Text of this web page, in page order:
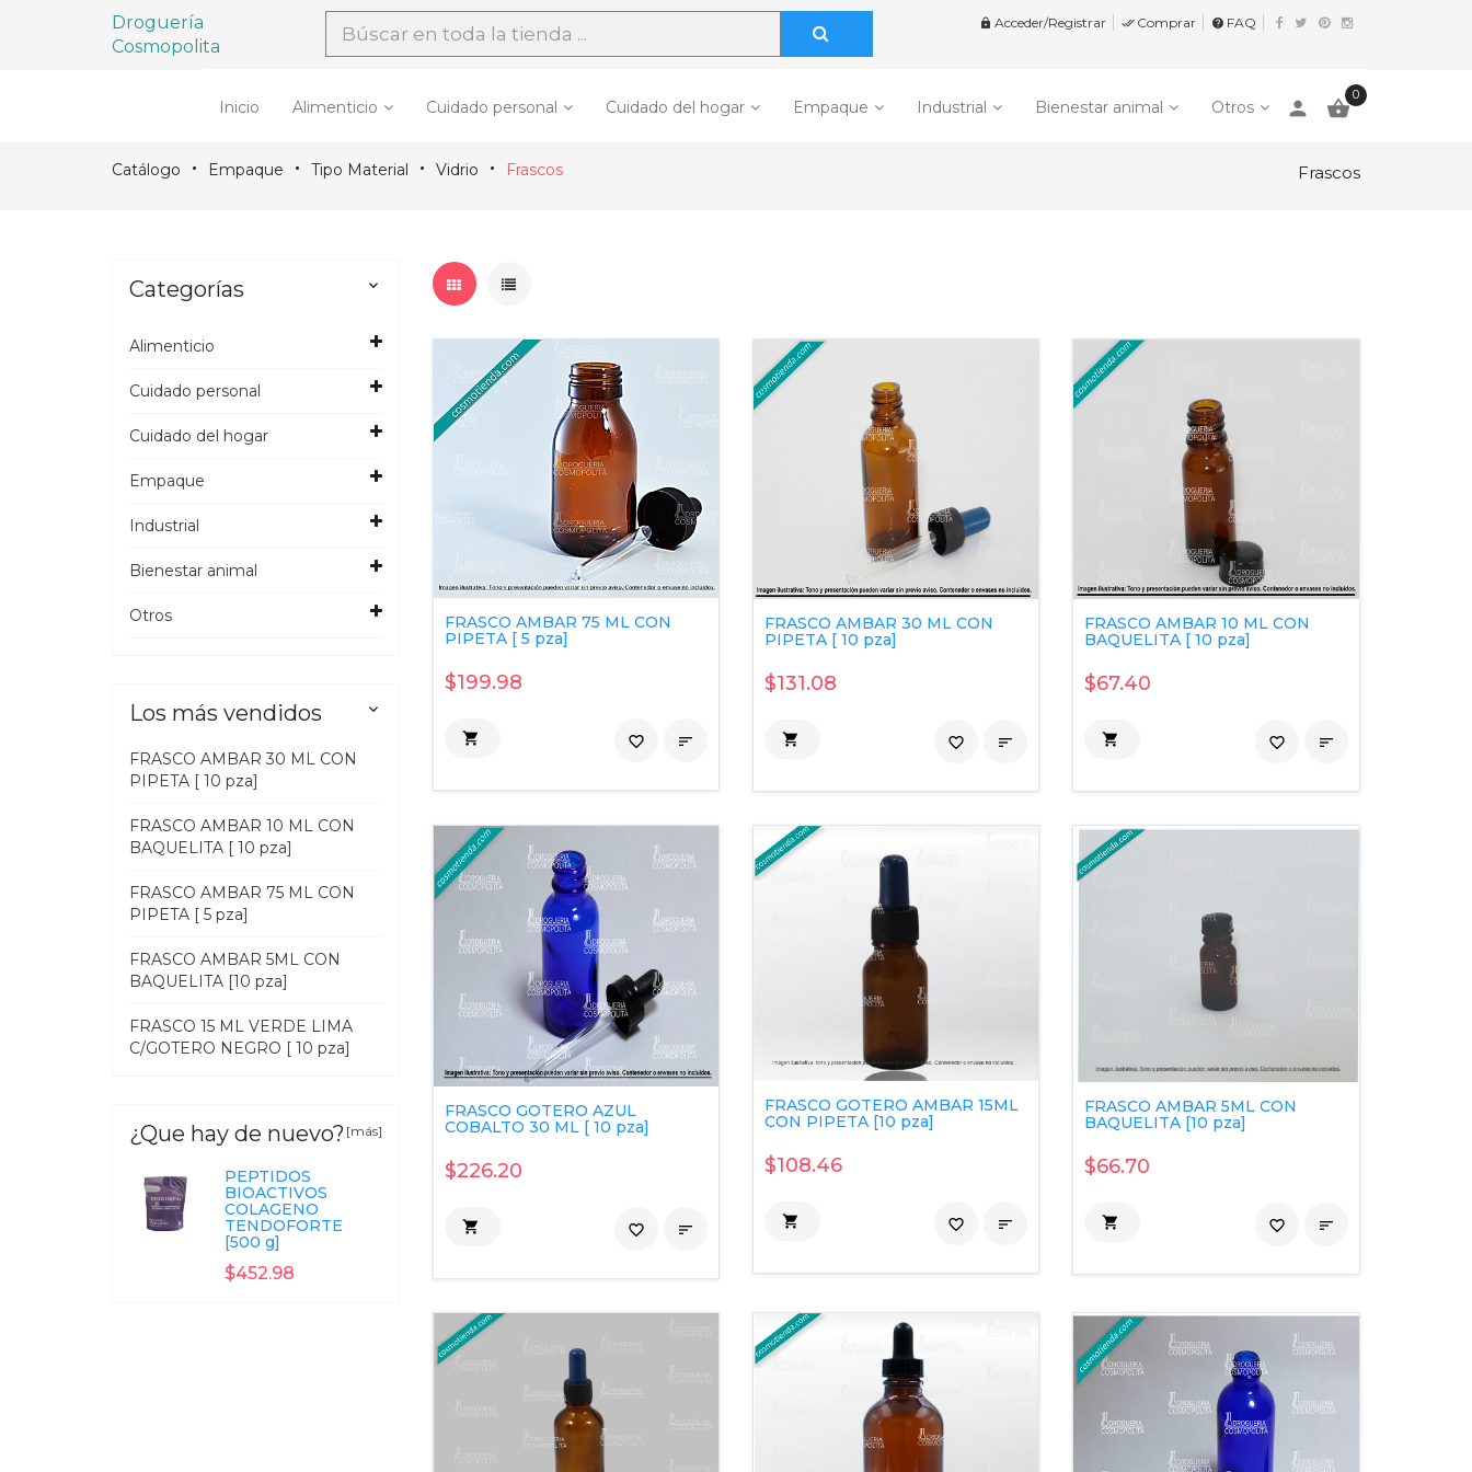
Droguería
Cosmopolita
 Acceder/Registrar  Comprar help FAQ
Inicio Alimenticio Cuidado personal Cuidado del hogar Empaque Industrial Bienestar animal Otros person 
0
Catálogo Empaque Tipo Material Vidrio Frascos Frascos
FRASCO AMBAR 75 ML CON
PIPETA [ 5 pza]
$199.98
 
favorite_border
FRASCO AMBAR 30 ML CON
PIPETA [ 10 pza]
$131.08
 
favorite_border
FRASCO AMBAR 10 ML CON
BAQUELITA [ 10 pza]
$67.40
 
favorite_border
FRASCO GOTERO AZUL
COBALTO 30 ML [ 10 pza]
$226.20
 
favorite_border
FRASCO GOTERO AMBAR 15ML
CON PIPETA [10 pza]
$108.46
 
favorite_border
FRASCO AMBAR 5ML CON
BAQUELITA [10 pza]
$66.70
 
favorite_border
Categorías 
Alimenticio
Cuidado personal
Cuidado del hogar
Empaque
Industrial
Bienestar animal
Otros
Los más vendidos 
FRASCO AMBAR 30 ML CON
PIPETA [ 10 pza]
FRASCO AMBAR 10 ML CON
BAQUELITA [ 10 pza]
FRASCO AMBAR 75 ML CON
PIPETA [ 5 pza]
FRASCO AMBAR 5ML CON
BAQUELITA [10 pza]
FRASCO 15 ML VERDE LIMA
C/GOTERO NEGRO [ 10 pza]
¿Que hay de nuevo? [más]
PEPTIDOS
BIOACTIVOS
COLAGENO
TENDOFORTE
[500 g]
$452.98